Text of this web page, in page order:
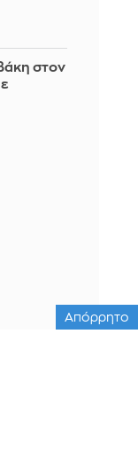
στον
Απόρρητο